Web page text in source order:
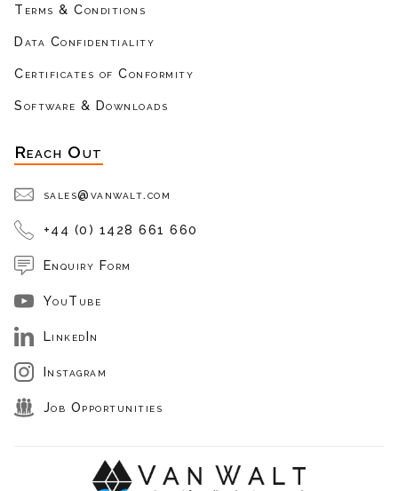
Terms & Conditions
Data Confidentiality
Certificates of Conformity
Software & Downloads
Reach Out
sales@vanwalt.com
+44 (0) 1428 661 660
Enquiry Form
YouTube
LinkedIn
Instagram
Job Opportunities